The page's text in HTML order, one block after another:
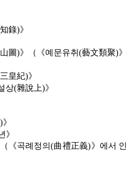
錄)》
圖)》（《예문유취(藝文類聚)》
皇紀)》
상(雜說上)》
》
《곡례정의(曲禮正義)》에서 인